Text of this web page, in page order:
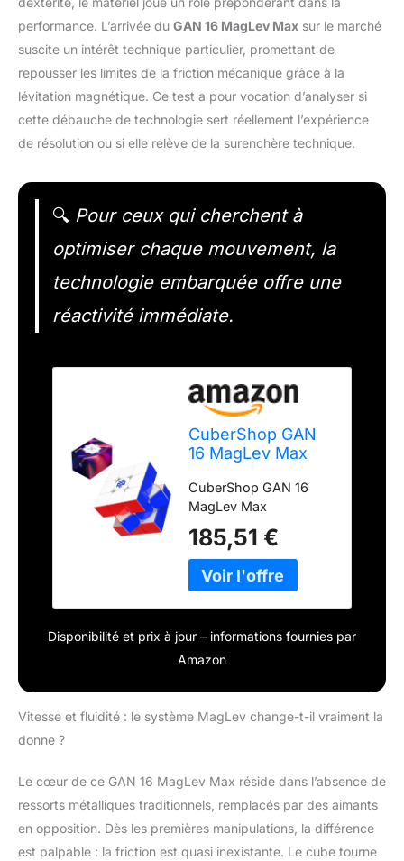
performance. L’arrivée du GAN 16 MagLev Max sur le marché
suscite un intérêt technique particulier, promettant de
repousser les limites de la friction mécanique grâce à la
lévitation magnétique. Ce test a pour vocation d’analyser si
cette débauche de technologie sert réellement l’expérience
de résolution ou si elle relève de la surenchère technique.
🔍 Pour ceux qui cherchent à
optimiser chaque mouvement, la
technologie embarquée offre une
réactivité immédiate.
CuberShop GAN
16 MagLev Max
CuberShop GAN 16
MagLev Max
185,51 €
Disponibilité et prix à jour – informations fournies par
Amazon
Vitesse et fluidité : le système MagLev change-t-il vraiment la
donne ?
Le cœur de ce GAN 16 MagLev Max réside dans l’absence de
ressorts métalliques traditionnels, remplacés par des aimants
en opposition. Dès les premières manipulations, la différence
est palpable : la friction est quasi inexistante. Le cube tourne